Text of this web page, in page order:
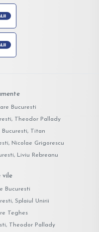
Bucuresti
Theodor Pallady
Titan
Nicolae Grigorescu
Liviu Rebreanu
vile
Bucuresti
Splaiul Unirii
Teghes
Theodor Pallady